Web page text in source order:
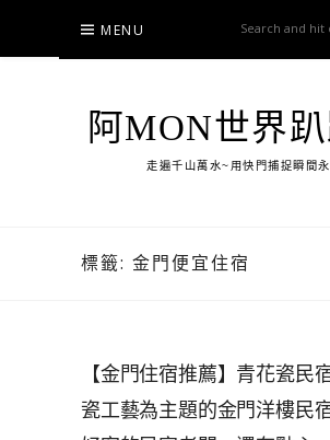
content
MENU
阿MON世界
走遍千山萬水~用快門捕捉瞬間
標籤: 金門便宜住宿
【金門住宿推薦】青花瓷民
瓷工藝為主題的金門洋樓民